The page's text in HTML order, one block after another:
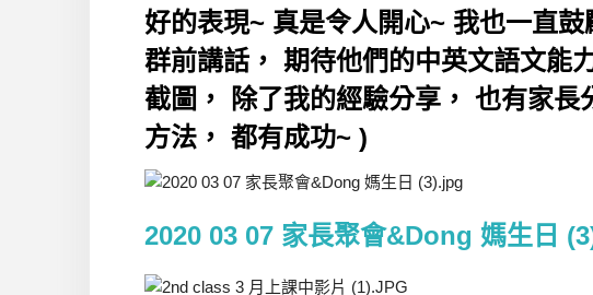
好的表現~ 真是令人開心~ 我也一直
群前講話， 期待他們的中英文語文能
截圖， 除了我的經驗分享， 也有家
方法， 都有成功~ )
2020 03 07 家長聚會&Dong 媽生日